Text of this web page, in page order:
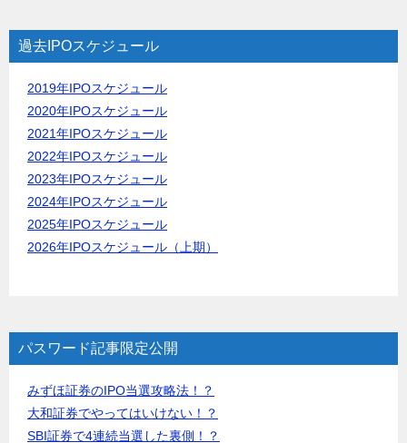
過去IPOスケジュール
2019年IPOスケジュール
2020年IPOスケジュール
2021年IPOスケジュール
2022年IPOスケジュール
2023年IPOスケジュール
2024年IPOスケジュール
2025年IPOスケジュール
2026年IPOスケジュール（上期）
パスワード記事限定公開
みずほ証券のIPO当選攻略法！？
大和証券でやってはいけない！？
SBI証券で4連続当選した裏側！？